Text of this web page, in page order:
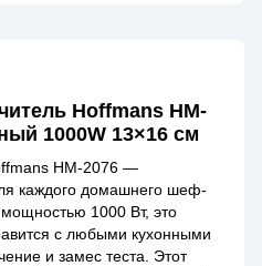
Hoffmans HM-
1000W 13×16 см
HM-2076 —
каждого домашнего шеф-
1000 Вт, это
с любыми кухонными
и замес теста. Этот